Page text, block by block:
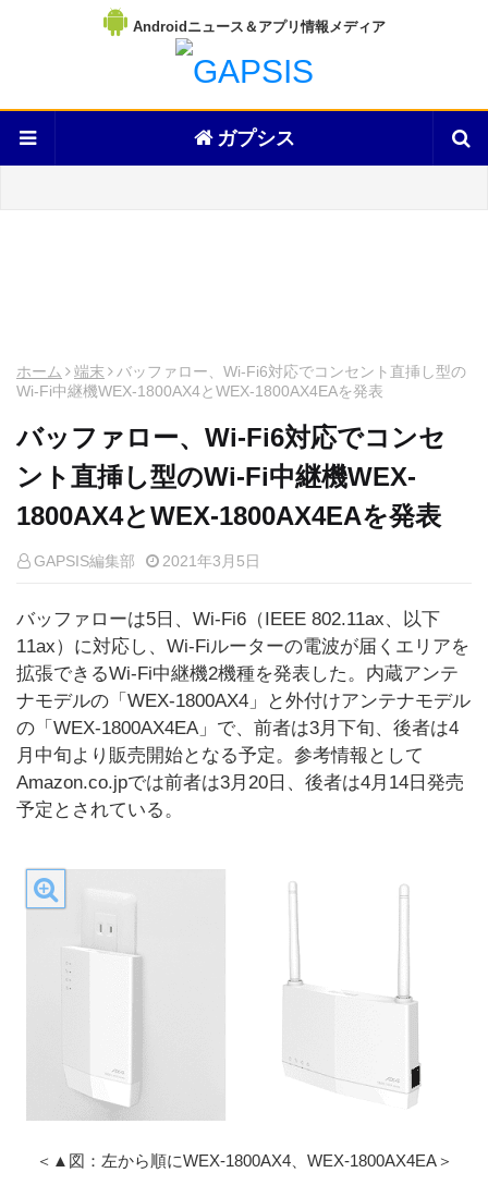
Androidニュース＆アプリ情報メディア
ガプシス
ホーム 端末
バッファロー、Wi-Fi6対応でコンセント直挿し型の
Wi-Fi中継機WEX-1800AX4とWEX-1800AX4EAを発表
バッファロー、Wi-Fi6対応でコンセ
ント直挿し型のWi-Fi中継機WEX-
1800AX4とWEX-1800AX4EAを発表
GAPSIS編集部 2021年3月5日
バッファローは5日、Wi-Fi6（IEEE 802.11ax、以下
11ax）に対応し、Wi-Fiルーターの電波が届くエリアを
拡張できるWi-Fi中継機2機種を発表した。内蔵アンテ
ナモデルの「WEX-1800AX4」と外付けアンテナモデル
の「WEX-1800AX4EA」で、前者は3月下旬、後者は4
月中旬より販売開始となる予定。参考情報として
Amazon.co.jpでは前者は3月20日、後者は4月14日発売
予定とされている。
＜▲図：左から順にWEX-1800AX4、WEX-1800AX4EA＞